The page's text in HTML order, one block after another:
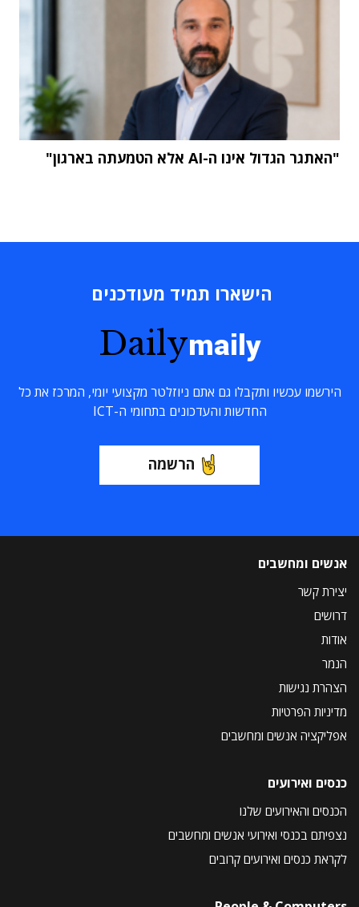
"האתגר הגדול אינו ה-AI אלא הטמעתה בארגון"
הישארו תמיד מעודכנים
Dailymaily
הירשמו עכשיו ותקבלו גם אתם ניוזלטר מקצועי יומי, המרכז את כל
החדשות והעדכונים בתחומי ה-ICT
הרשמה
אנשים ומחשבים
יצירת קשר
דרושים
אודות
הנמר
הצהרת נגישות
מדיניות הפרטיות
אפליקציה אנשים ומחשבים
כנסים ואירועים
הכנסים והאירועים שלנו
נצפיתם בכנסי ואירועי אנשים ומחשבים
לקראת כנסים ואירועים קרובים